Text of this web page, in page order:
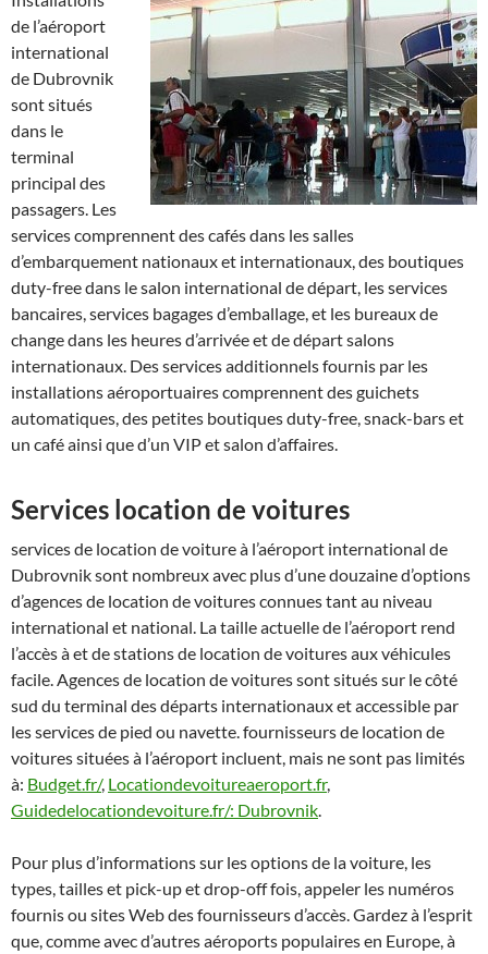
de l’aéroport
international
de Dubrovnik
sont situés
dans le
terminal
principal des
passagers. Les
services comprennent des cafés dans les salles
d’embarquement nationaux et internationaux, des boutiques
duty-free dans le salon international de départ, les services
bancaires, services bagages d’emballage, et les bureaux de
change dans les heures d’arrivée et de départ salons
internationaux. Des services additionnels fournis par les
installations aéroportuaires comprennent des guichets
automatiques, des petites boutiques duty-free, snack-bars et
un café ainsi que d’un VIP et salon d’affaires.
Services location de voitures
services de location de voiture à l’aéroport international de
Dubrovnik sont nombreux avec plus d’une douzaine d’options
d’agences de location de voitures connues tant au niveau
international et national. La taille actuelle de l’aéroport rend
l’accès à et de stations de location de voitures aux véhicules
facile. Agences de location de voitures sont situés sur le côté
sud du terminal des départs internationaux et accessible par
les services de pied ou navette. fournisseurs de location de
voitures situées à l’aéroport incluent, mais ne sont pas limités
à: Budget.fr/, Locationdevoitureaeroport.fr,
Guidedelocationdevoiture.fr/: Dubrovnik.
Pour plus d’informations sur les options de la voiture, les
types, tailles et pick-up et drop-off fois, appeler les numéros
fournis ou sites Web des fournisseurs d’accès. Gardez à l’esprit
que, comme avec d’autres aéroports populaires en Europe, à